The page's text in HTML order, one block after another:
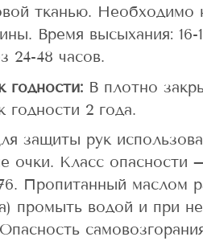
тканью. Необходимо
Время высыхания: 16-
24-48 часов.
годности: В плотно
2 года.
защиты рук
очки. Класс опасности
Пропитанный маслом
промыть водой и при